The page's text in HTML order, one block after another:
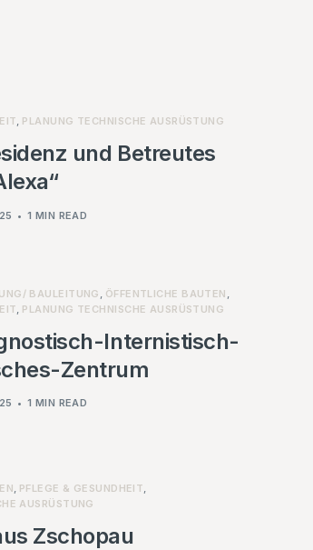
, PLANUNG TECHNISCHE AUSRÜSTUNG
und Betreutes
1 MIN READ
BAULEITUNG , ÖFFENTLICHE BAUTEN ,
, PLANUNG TECHNISCHE AUSRÜSTUNG
Internistisch-
Zentrum
1 MIN READ
PFLEGE & GESUNDHEIT
AUSRÜSTUNG
Zschopau